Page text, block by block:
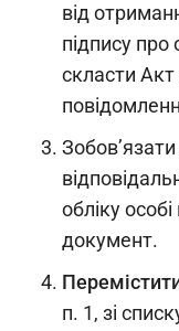
від
підпису
скласти
обліку
документ.
п. 1, зі